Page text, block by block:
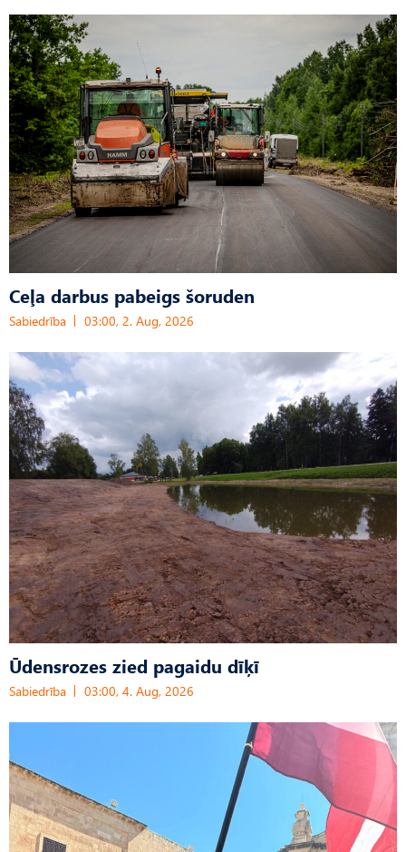
Ceļa darbus pabeigs šoruden
Sabiedrība 03:00, 2. Aug, 2026
Ūdensrozes zied pagaidu dīķī
Sabiedrība 03:00, 4. Aug, 2026